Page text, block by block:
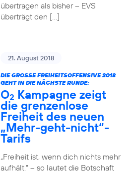
übertragen als bisher – EVS
überträgt den […]
21. August 2018
DIE GROSSE FREIHEITSOFFENSIVE 2018 G
EHT IN DIE NÄCHSTE RUNDE:
O2 Kampagne zeigt
die grenzenlose
Freiheit des neuen
„Mehr-geht-nicht“-
Tarifs
„Freiheit ist, wenn dich nichts mehr
aufhält.“ – so lautet die Botschaft